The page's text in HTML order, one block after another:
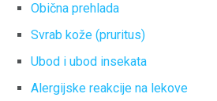
Obična prehlada
Svrab kože (pruritus)
Ubod i ubod insekata
Alergijske reakcije na lekove